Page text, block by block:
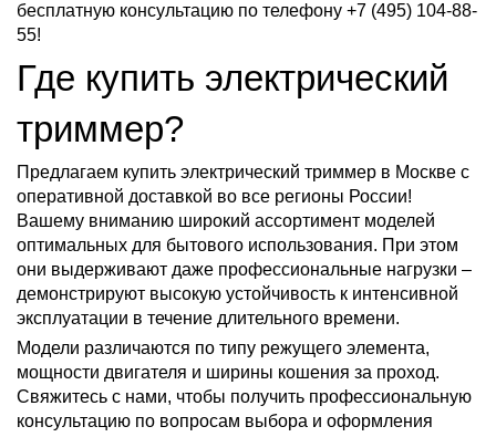
бесплатную консультацию по телефону +7 (495) 104-88-
55!
Где купить электрический
триммер?
Предлагаем купить электрический триммер в Москве с
оперативной доставкой во все регионы России!
Вашему вниманию широкий ассортимент моделей
оптимальных для бытового использования. При этом
они выдерживают даже профессиональные нагрузки –
демонстрируют высокую устойчивость к интенсивной
эксплуатации в течение длительного времени.
Модели различаются по типу режущего элемента,
мощности двигателя и ширины кошения за проход.
Свяжитесь с нами, чтобы получить профессиональную
консультацию по вопросам выбора и оформления